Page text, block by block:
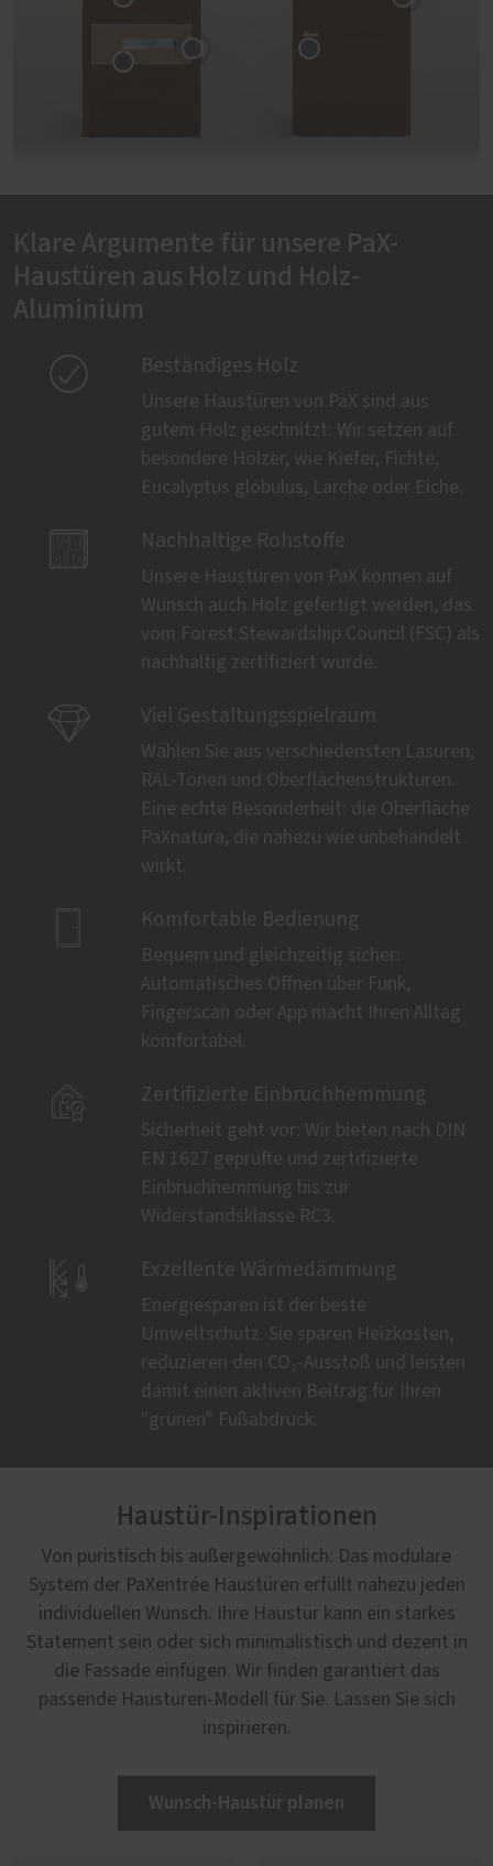
Klare Argumente für unsere PaX-
Haustüren aus Holz und Holz-
Aluminium
 Beständiges Holz
Unsere Haustüren von PaX sind aus
gutem Holz geschnitzt: Wir setzen auf
besondere Hölzer, wie Kiefer, Fichte,
Eucalyptus globulus, Lärche oder Eiche.
Nachhaltige Rohstoffe
Unsere Haustüren von PaX können auf
Wunsch auch Holz gefertigt werden, das
vom Forest Stewardship Council (FSC) als
nachhaltig zertifiziert wurde.
 Viel Gestaltungsspielraum
Wählen Sie aus verschiedensten Lasuren,
RAL-Tönen und Oberflächenstrukturen.
Eine echte Besonderheit: die Oberfläche
PaXnatura, die nahezu wie unbehandelt
wirkt.
Komfortable Bedienung
Bequem und gleichzeitig sicher:
Automatisches Öffnen über Funk,
Fingerscan oder App macht Ihren Alltag
komfortabel.
 Zertifizierte Einbruchhemmung
Sicherheit geht vor: Wir bieten nach DIN
EN 1627 geprüfte und zertifizierte
Einbruchhemmung bis zur
Widerstandsklasse RC3.
 Exzellente Wärmedämmung
Energiesparen ist der beste
Umweltschutz. Sie sparen Heizkosten,
reduzieren den CO₂-Ausstoß und leisten
damit einen aktiven Beitrag für Ihren
"grünen" Fußabdruck.
Haustür-Inspirationen
Von puristisch bis außergewöhnlich: Das modulare
System der PaXentrée Haustüren erfüllt nahezu jeden
individuellen Wunsch. Ihre Haustür kann ein starkes
Statement sein oder sich minimalistisch und dezent in
die Fassade einfügen. Wir finden garantiert das
passende Haustüren-Modell für Sie. Lassen Sie sich
inspirieren.
Wunsch-Haustür planen